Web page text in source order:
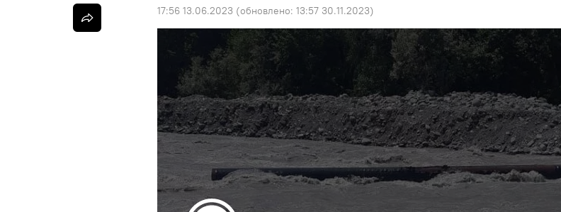
17:56 13.06.2023 (обновлено: 13:57 30.11.2023)